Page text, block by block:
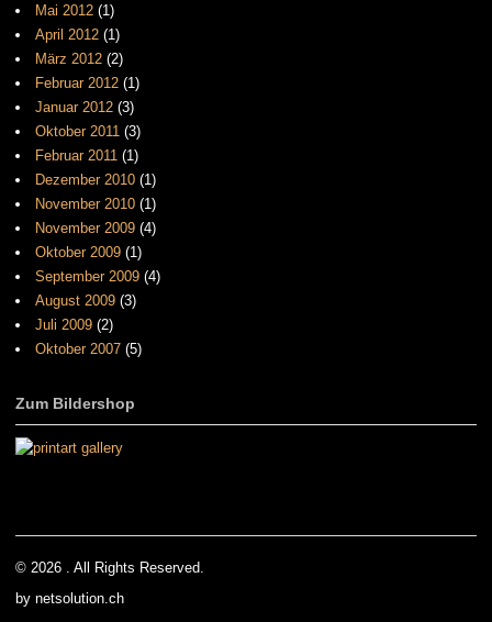
Mai 2012 (1)
April 2012 (1)
März 2012 (2)
Februar 2012 (1)
Januar 2012 (3)
Oktober 2011 (3)
Februar 2011 (1)
Dezember 2010 (1)
November 2010 (1)
November 2009 (4)
Oktober 2009 (1)
September 2009 (4)
August 2009 (3)
Juli 2009 (2)
Oktober 2007 (5)
Zum Bildershop
© 2026 . All Rights Reserved.
by netsolution.ch